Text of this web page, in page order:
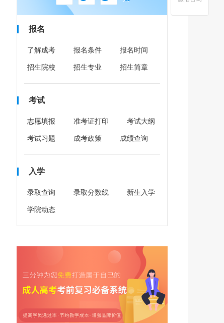
报名
了解成考 报名条件 报名时间
招生院校 招生专业 招生简章
考试
志愿填报 准考证打印 考试大纲
考试习题 成考政策 成绩查询
入学
录取查询 录取分数线 新生入学
学院动态